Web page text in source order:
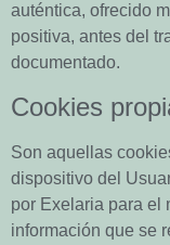
auténtica, ofrecido
positiva, antes del
documentado.
Cookies
Son aquellas
dispositivo del
por Exelaria para el
información que se